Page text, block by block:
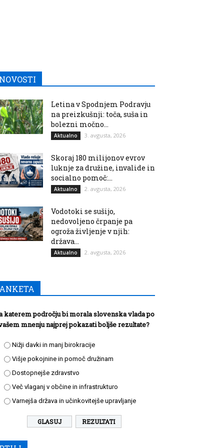
Letina v Spodnjem Podravju
na preizkušnji: toča, suša in
bolezni močno...
Aktualno 3. avgusta, 2026
Skoraj 180 milijonov evrov
luknje za družine, invalide in
socialno pomoč:...
Aktualno 2. avgusta, 2026
Vodotoki se sušijo,
nedovoljeno črpanje pa
ogroža življenje v njih:
država...
Aktualno 2. avgusta, 2026
katerem področju bi morala slovenska vlada po
mnenju najprej pokazati boljše rezultate?
Nižji davki in manj birokracije
Višje pokojnine in pomoč družinam
Dostopnejše zdravstvo
Več vlaganj v občine in infrastrukturo
Varnejša država in učinkovitejše upravljanje
REZULTATI